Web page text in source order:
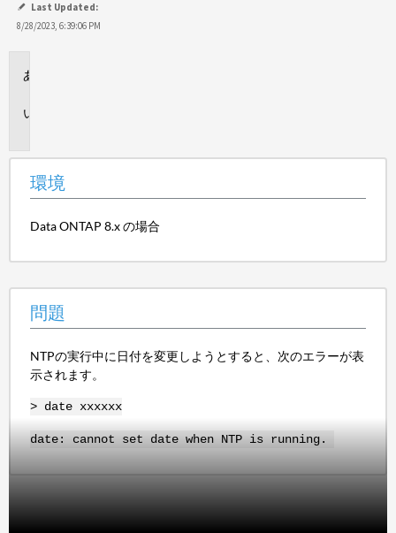
Last Updated:
8/28/2023, 6:39:06 PM
環境
Data ONTAP 8.x の場合
問題
NTPの実行中に日付を変更しようとすると、次のエラーが表
示されます。
> date xxxxxx
date: cannot set date when NTP is running.